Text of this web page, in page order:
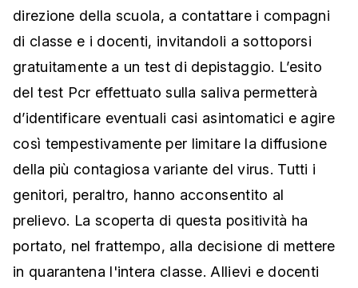
direzione della scuola, a contattare i compagni
di classe e i docenti, invitandoli a sottoporsi
gratuitamente a un test di depistaggio. L’esito
del test Pcr effettuato sulla saliva permetterà
d’identificare eventuali casi asintomatici e agire
così tempestivamente per limitare la diffusione
della più contagiosa variante del virus. Tutti i
genitori, peraltro, hanno acconsentito al
prelievo. La scoperta di questa positività ha
portato, nel frattempo, alla decisione di mettere
in quarantena l'intera classe. Allievi e docenti